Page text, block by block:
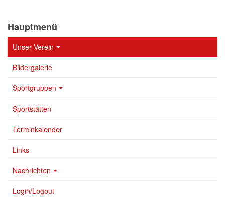
Hauptmenü
Unser Verein
Bildergalerie
Sportgruppen
Sportstätten
Terminkalender
Links
Nachrichten
Login/Logout